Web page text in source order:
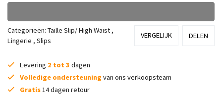
Categorieën: Taille Slip/ High Waist ,
Lingerie , Slips
VERGELIJK DELEN
Levering 2 tot 3 dagen
Volledige ondersteuning van ons verkoopsteam
Gratis14 dagen retour